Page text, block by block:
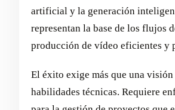
artificial y la generación
representan la base de los flujos
producción de vídeo eficientes y
El éxito exige más que una
habilidades técnicas. Requiere